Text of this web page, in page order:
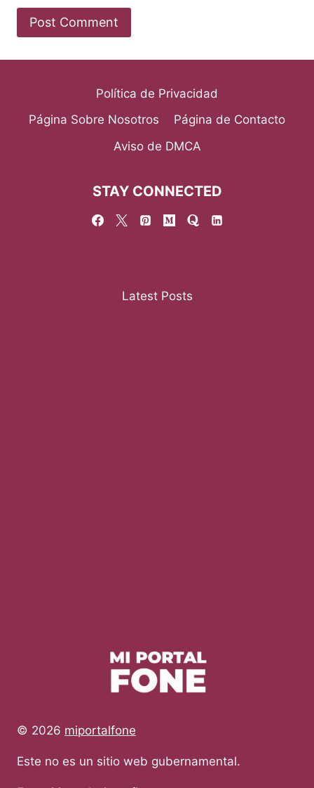
Política de Privacidad
Página Sobre Nosotros
Página de Contacto
Aviso de DMCA
STAY CONNECTED
Latest Posts
© 2026 miportalfone
Este no es un sitio web gubernamental.